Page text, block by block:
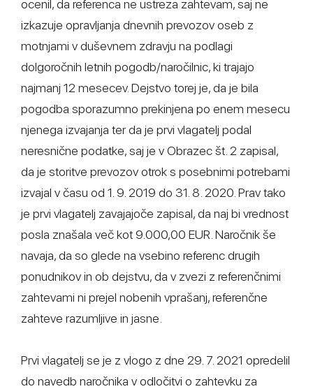
ocenil, da referenca ne ustreza zahtevam, saj ne
izkazuje opravljanja dnevnih prevozov oseb z
motnjami v duševnem zdravju na podlagi
dolgoročnih letnih pogodb/naročilnic, ki trajajo
najmanj 12 mesecev. Dejstvo torej je, da je bila
pogodba sporazumno prekinjena po enem mesecu
njenega izvajanja ter da je prvi vlagatelj podal
neresnične podatke, saj je v Obrazec št. 2 zapisal,
da je storitve prevozov otrok s posebnimi potrebami
izvajal v času od 1. 9. 2019 do 31. 8. 2020. Prav tako
je prvi vlagatelj zavajajoče zapisal, da naj bi vrednost
posla znašala več kot 9.000,00 EUR. Naročnik še
navaja, da so glede na vsebino referenc drugih
ponudnikov in ob dejstvu, da v zvezi z referenčnimi
zahtevami ni prejel nobenih vprašanj, referenčne
zahteve razumljive in jasne.
Prvi vlagatelj se je z vlogo z dne 29. 7. 2021 opredelil
do navedb naročnika v odločitvi o zahtevku za